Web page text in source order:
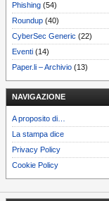
Phishing (54)
Roundup (40)
CyberSec Generic (22)
Eventi (14)
Paper.li – Archivio (13)
NAVIGAZIONE
A proposito di…
La stampa dice
Privacy Policy
Cookie Policy